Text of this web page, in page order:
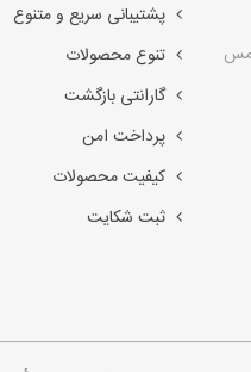
پشتیبانی سریع و متنوع
تنوع محصولات
گارانتی بازگشت
پرداخت امن
کیفیت محصولات
ثبت شکایت